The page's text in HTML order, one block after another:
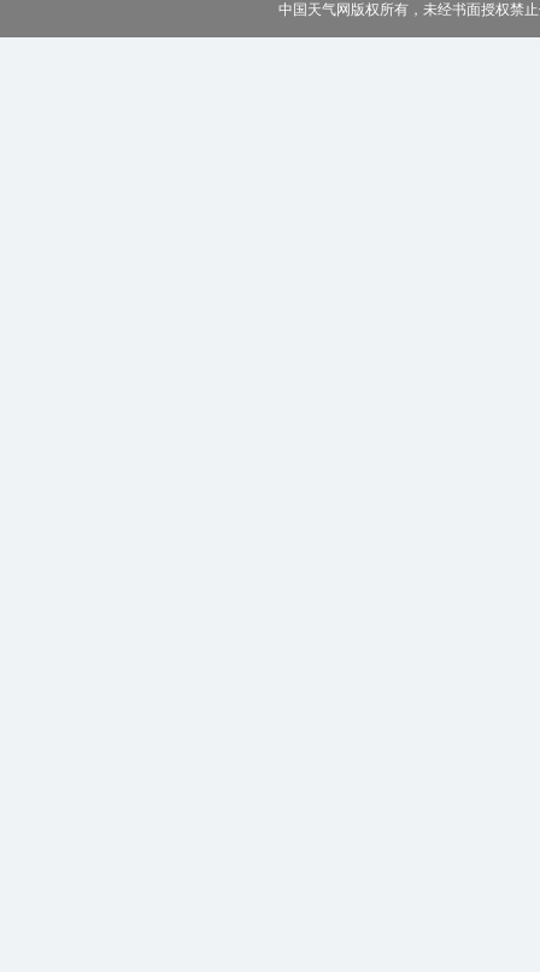
中国天气网版权所有，未经书面授权